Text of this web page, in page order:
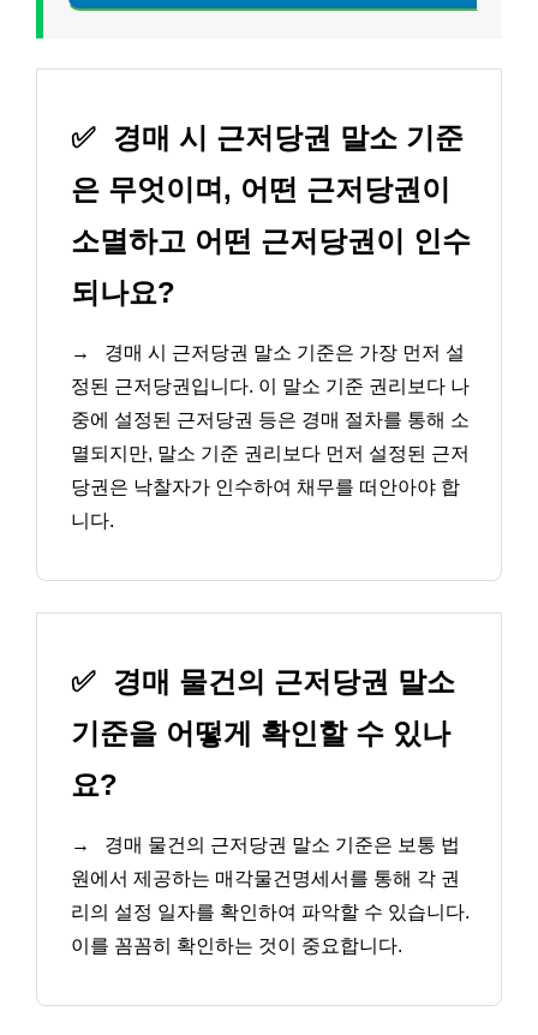
✅ 경매 시 근저당권 말소 기준
은 무엇이며, 어떤 근저당권이
소멸하고 어떤 근저당권이 인수
되나요?
→
경매 시 근저당권 말소 기준은 가장 먼저 설
정된 근저당권입니다. 이 말소 기준 권리보다 나
중에 설정된 근저당권 등은 경매 절차를 통해 소
멸되지만, 말소 기준 권리보다 먼저 설정된 근저
당권은 낙찰자가 인수하여 채무를 떠안아야 합
니다.
✅ 경매 물건의 근저당권 말소
기준을 어떻게 확인할 수 있나
요?
→
경매 물건의 근저당권 말소 기준은 보통 법
원에서 제공하는 매각물건명세서를 통해 각 권
리의 설정 일자를 확인하여 파악할 수 있습니다.
이를 꼼꼼히 확인하는 것이 중요합니다.